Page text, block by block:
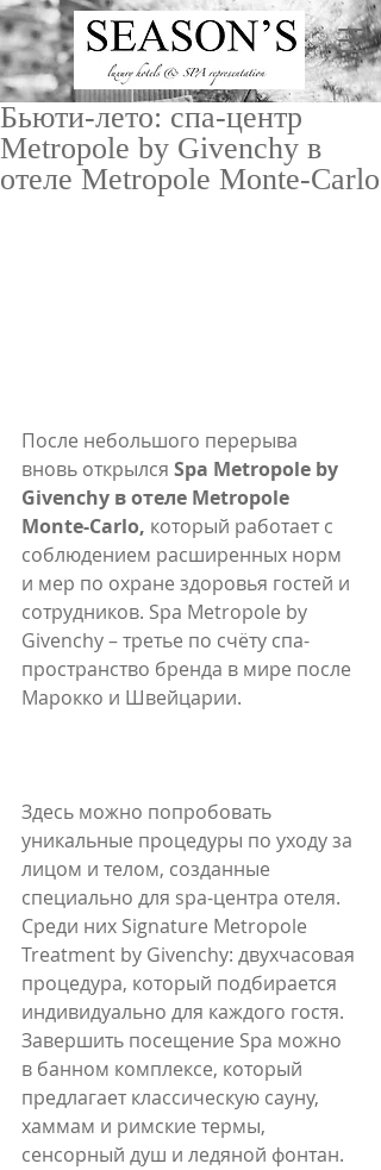
Бьюти-лето: cпа-центр
Metropole by Givenchy в
отеле Metropole Monte-Carlo
После небольшого перерыва
вновь открылся Spa Metropole by
Givenchy в отеле Metropole
Monte-Carlo, который работает с
соблюдением расширенных норм
и мер по охране здоровья гостей и
сотрудников. Spa Metropole by
Givenchy – третье по счёту спа-
пространство бренда в мире после
Марокко и Швейцарии.
Здесь можно попробовать
уникальные процедуры по уходу за
лицом и телом, созданные
специально для spa-центра отеля.
Среди них Signature Metropole
Treatment by Givenchy: двухчасовая
процедура, который подбирается
индивидуально для каждого гостя.
Завершить посещение Spa можно
в банном комплексе, который
предлагает классическую сауну,
хаммам и римские термы,
сенсорный душ и ледяной фонтан.